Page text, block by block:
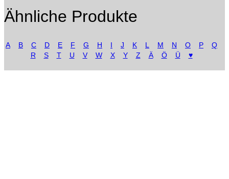
Ähnliche Produkte
A B C D E F G H I J K L M N O P
Q
R
S T U V W X Y Z Ä Ö Ü ♥